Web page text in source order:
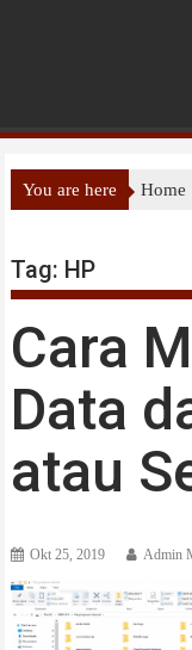
You are here Home
Tag: HP
Cara
Data
atau
Okt 25, 2019 Admin